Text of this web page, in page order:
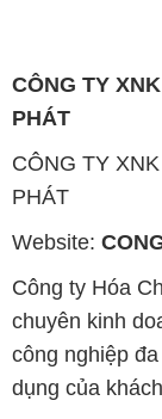
CÔNG TY
PHÁT
CÔNG TY
PHÁT
Website:
Công ty Hóa
chuyên kinh
công nghiệp
dụng của